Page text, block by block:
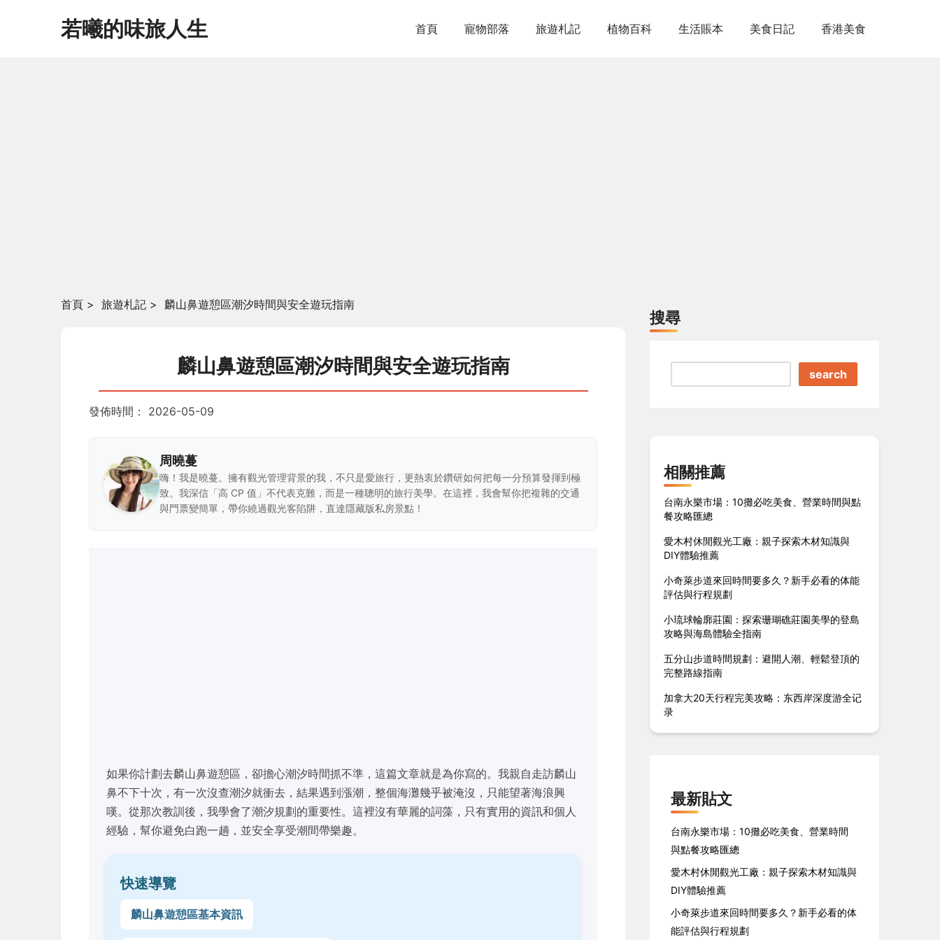
若曦的味旅人生 首頁 寵物部落 旅遊札記 植物百科 生活賬本 美食日記 香港美食
首頁 > 旅遊札記 > 麟山鼻遊憩區潮汐時間與安全遊玩指南
麟山鼻遊憩區潮汐時間與安全遊玩指南
發佈時間： 2026-05-09
周曉蔓
嗨！我是曉蔓。擁有觀光管理背景的我，不只是愛旅行，更熱衷於鑽研如何把每一分預算發揮到極
致。我深信「高 CP 值」不代表克難，而是一種聰明的旅行美學。在這裡，我會幫你把複雜的交通
與門票變簡單，帶你繞過觀光客陷阱，直達隱藏版私房景點！
如果你計劃去麟山鼻遊憩區，卻擔心潮汐時間抓不準，這篇文章就是為你寫的。我親自走訪麟山
鼻不下十次，有一次沒查潮汐就衝去，結果遇到漲潮，整個海灘幾乎被淹沒，只能望著海浪興
嘆。從那次教訓後，我學會了潮汐規劃的重要性。這裡沒有華麗的詞藻，只有實用的資訊和個人
經驗，幫你避免白跑一趟，並安全享受潮間帶樂趣。
快速導覽
麟山鼻遊憩區基本資訊
搜尋
search
相關推薦
台南永樂市場：10攤必吃美食、營業時間與點
餐攻略匯總
愛木村休閒觀光工廠：親子探索木材知識與
DIY體驗推薦
小奇萊步道來回時間要多久？新手必看的体能
評估與行程規劃
小琉球輪廓莊園：探索珊瑚礁莊園美學的登島
攻略與海島體驗全指南
五分山步道時間規劃：避開人潮、輕鬆登頂的
完整路線指南
加拿大20天行程完美攻略：东西岸深度游全记
录
最新貼文
台南永樂市場：10攤必吃美食、營業時間
與點餐攻略匯總
愛木村休閒觀光工廠：親子探索木材知識與
DIY體驗推薦
小奇萊步道來回時間要多久？新手必看的体
能評估與行程規劃